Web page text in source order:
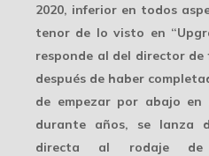
2020, inferior en todos
tenor de lo visto en
responde al del director
después de haber
de empezar por abajo en
durante años, se lanza
directa al rodaje de